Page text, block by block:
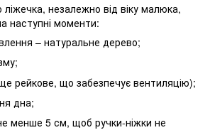
ліжечка, незалежно від віку малюка,
наступні моменти:
– натуральне дерево;
рейкове, що забезпечує вентиляцію);
дна;
менше 5 см, щоб ручки-ніжки не